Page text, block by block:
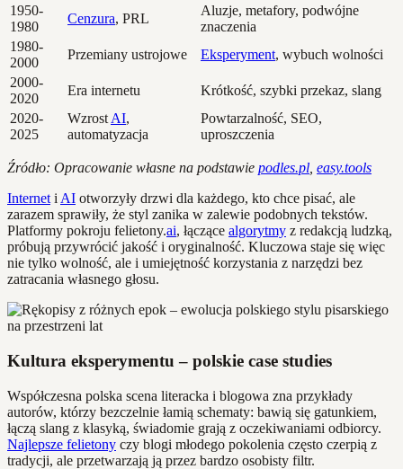
1950-
1980
Cenzura, PRL
Aluzje, metafory, podwójne
znaczenia
1980-
2000
Przemiany ustrojowe Eksperyment, wybuch wolności
2000-
2020
Era internetu
Krótkość, szybki przekaz, slang
2020-
2025
Wzrost AI,
automatyzacja
Powtarzalność, SEO,
uproszczenia
Źródło: Opracowanie własne na podstawie podles.pl easy.tools
Internet i AI otworzyły drzwi dla każdego, kto chce pisać, ale
zarazem sprawiły, że styl zanika w zalewie podobnych tekstów.
Platformy pokroju felietony.ai, łączące algorytmy z redakcją ludzką,
próbują przywrócić jakość i oryginalność. Kluczowa staje się więc
nie tylko wolność, ale i umiejętność korzystania z narzędzi bez
zatracania własnego głosu.
Kultura eksperymentu – polskie case studies
Współczesna polska scena literacka i blogowa zna przykłady
autorów, którzy bezczelnie łamią schematy: bawią się gatunkiem,
łączą slang z klasyką, świadomie grają z oczekiwaniami odbiorcy.
Najlepsze felietony czy blogi młodego pokolenia często czerpią z
tradycji, ale przetwarzają ją przez bardzo osobisty filtr.